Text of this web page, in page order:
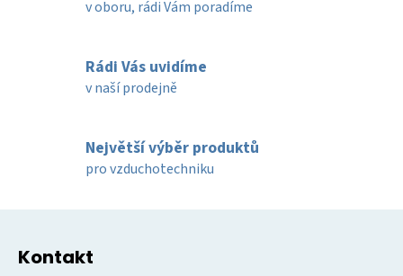
d
í
k
y
v oboru, rádi Vám poradíme
Rádi Vás uvidíme
v naší prodejně
Největší výběr produktů
pro vzduchotechniku
Kontakt